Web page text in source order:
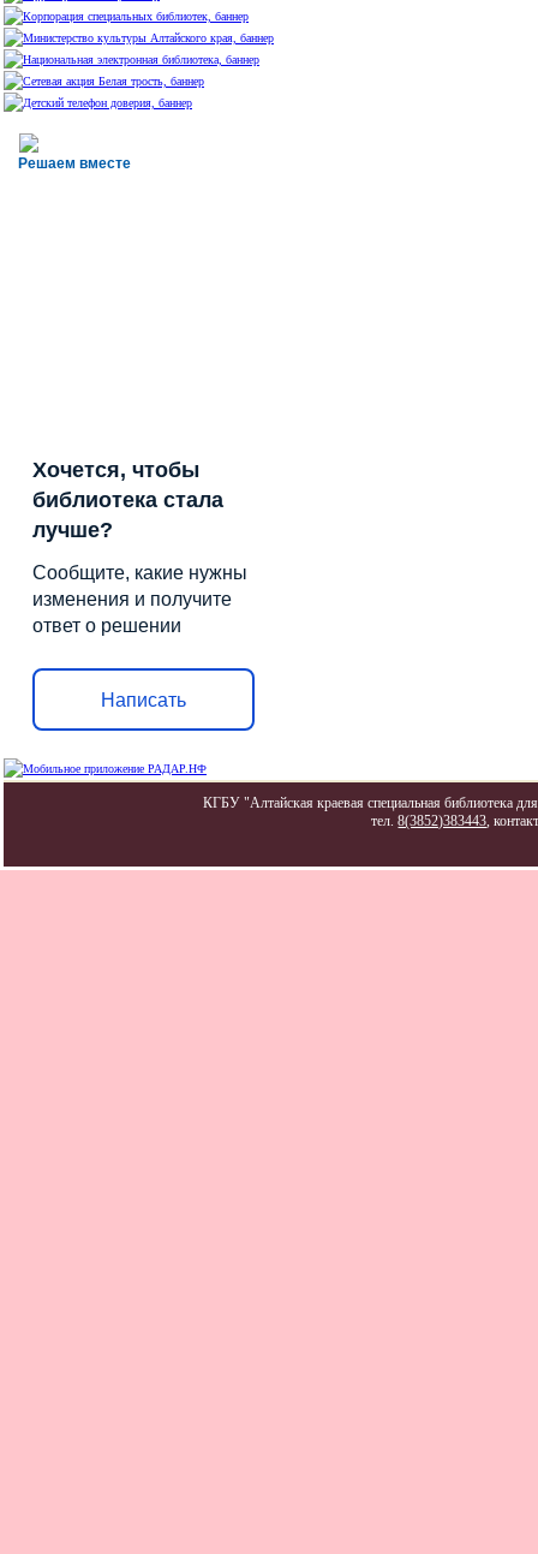
Решаем вместе
Хочется, чтобы
библиотека стала
лучше?
Сообщите, какие нужны
изменения и получите
ответ о решении
Написать
КГБУ "Алтайская краевая специальная библиотека
тел.8(3852)383443,